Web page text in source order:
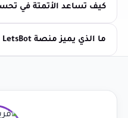
كيف تساعد الأتمتة في
ما الذي يميز منصة LetsBot لخدمة العملاء واتساب؟